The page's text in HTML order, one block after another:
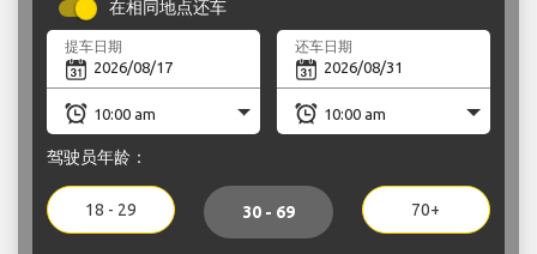
在相同地点还车
提车日期 还车日期
驾驶员年龄：
18 - 29 30 - 69 70+